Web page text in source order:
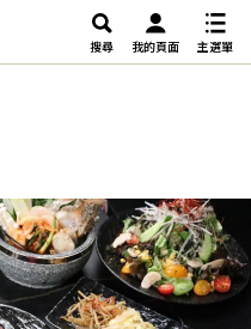
搜尋 我的頁面 主選單